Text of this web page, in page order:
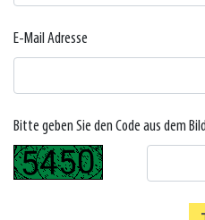
E-Mail Adresse
Bitte geben Sie den Code aus dem